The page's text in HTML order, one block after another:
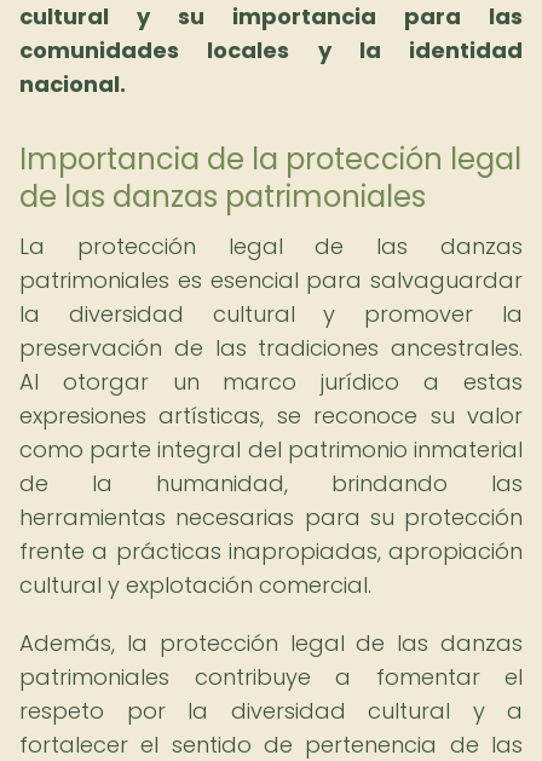
cultural y su importancia para las
comunidades locales y la identidad
nacional.
Importancia de la protección legal
de las danzas patrimoniales
La protección legal de las danzas
patrimoniales es esencial para salvaguardar
la diversidad cultural y promover la
preservación de las tradiciones ancestrales.
Al otorgar un marco jurídico a estas
expresiones artísticas, se reconoce su valor
como parte integral del patrimonio inmaterial
de la humanidad, brindando las
herramientas necesarias para su protección
frente a prácticas inapropiadas, apropiación
cultural y explotación comercial.
Además, la protección legal de las danzas
patrimoniales contribuye a fomentar el
respeto por la diversidad cultural y a
fortalecer el sentido de pertenencia de las